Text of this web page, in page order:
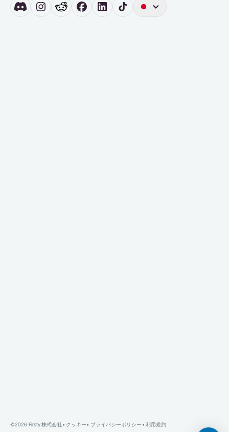
©2026 Firsty 株式会社• クッキー• プライバシーポリシー • 利用規約